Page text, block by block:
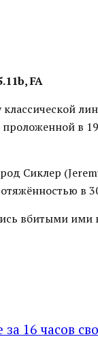
FA
проложенной в
Сиклер
в
вбитыми
за 16 часов